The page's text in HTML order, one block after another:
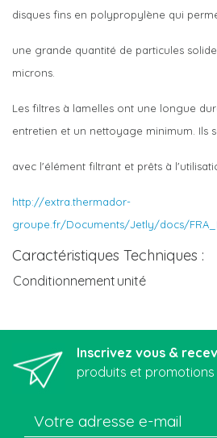
disques fins en polypropylène qui
une grande quantité de particules
microns.
Les filtres à lamelles ont une longue
entretien et un nettoyage minimum. Ils
avec l'élément filtrant et prêts à
http://extra.thermador-
groupe.fr/Documents/Jetly/docs/
Caractéristiques Techniques :
Conditionnement unité
Inscrivez vous &
produits et promotions